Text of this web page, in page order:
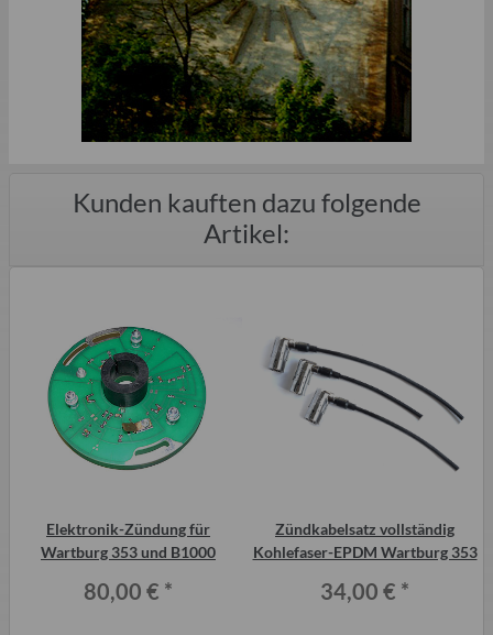
Kunden kauften dazu folgende
Artikel:
Elektronik-Zündung für
Wartburg 353 und B1000
80,00 € *
Zündkabelsatz vollständig
Kohlefaser-EPDM Wartburg 353
34,00 € *